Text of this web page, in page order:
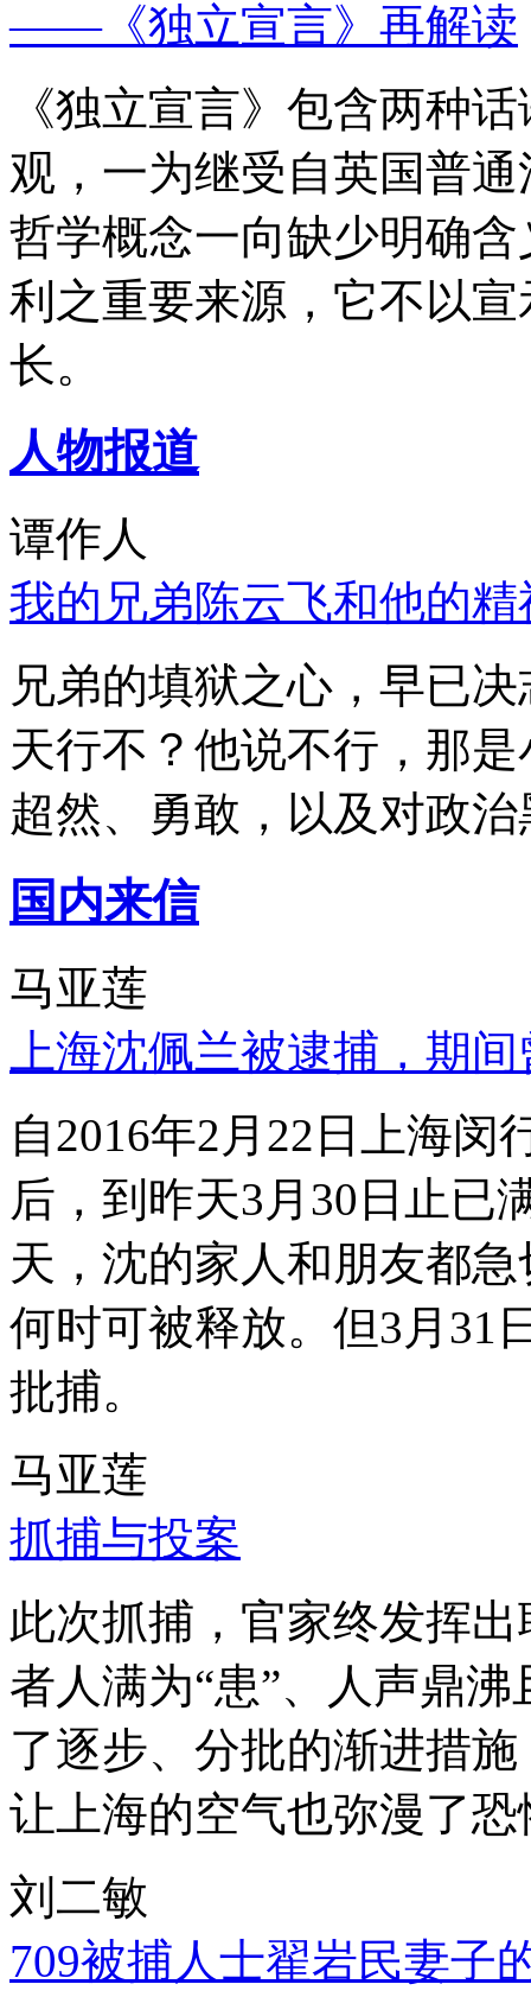
——《独立宣言》再解读
《独立宣言》包含两种
观，一为继受自英国普
哲学概念一向缺少明确
利之重要来源，它不以
长。
人物报道
谭作人
我的兄弟陈云飞和他的
兄弟的填狱之心，早已
天行不？他说不行，那
超然、勇敢，以及对政
国内来信
马亚莲
上海沈佩兰被逮捕，期
自2016年2月22日上海
后，到昨天3月30日止已
天，沈的家人和朋友都
何时可被释放。但3月31
批捕。
马亚莲
抓捕与投案
此次抓捕，官家终发挥
者人满为“患”、人声鼎
了逐步、分批的渐进措
让上海的空气也弥漫了
刘二敏
709被捕人士翟岩民妻子